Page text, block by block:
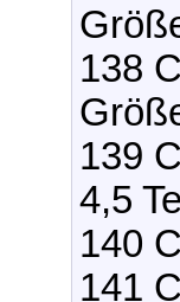
138
139
4,5
140
141